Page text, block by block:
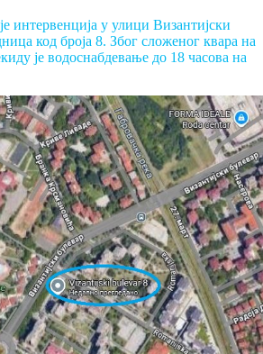
интервенција у улици Византијски
код броја 8. Због сложеног квара на
је водоснабдевање до 18 часова на